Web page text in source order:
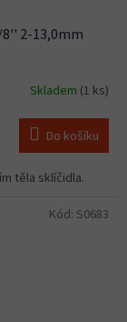
2-13,0mm
Skladem (1 ks)
Do košíku
těla sklíčidla.
Kód: S0683